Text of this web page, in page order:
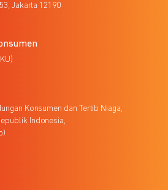
Jakarta 12190
Konsumen dan Tertib Niaga,
Indonesia,